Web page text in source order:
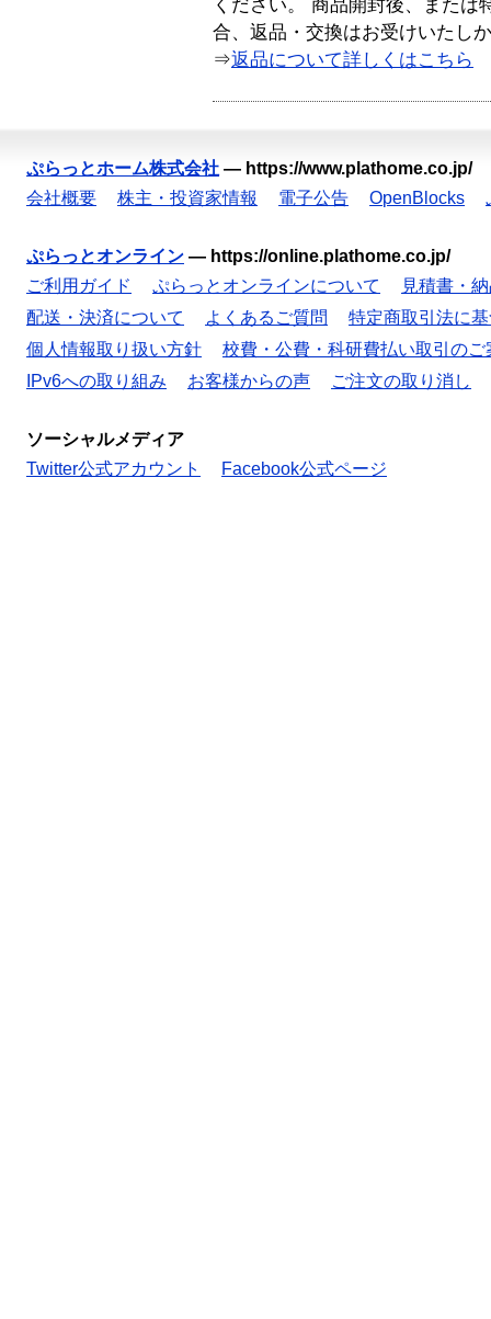
ください。 商品開封後、または
合、返品・交換はお受けいたし
⇒返品について詳しくはこちら
ぷらっとホーム株式会社 — https://www.plathome.co.jp/
会社概要
株主・投資家情報 電子公告 OpenBlocks
ぷらっとオンライン — https://online.plathome.co.jp/
ご利用ガイド
ぷらっとオンラインについて
見積書・
配送・決済について
よくあるご質問
特定商取引法に
個人情報取り扱い方針
校費・公費・科研費払い取引のご
IPv6への取り組み
お客様からの声 ご注文の取り消し
ソーシャルメディア
Twitter公式アカウント
Facebook公式ページ